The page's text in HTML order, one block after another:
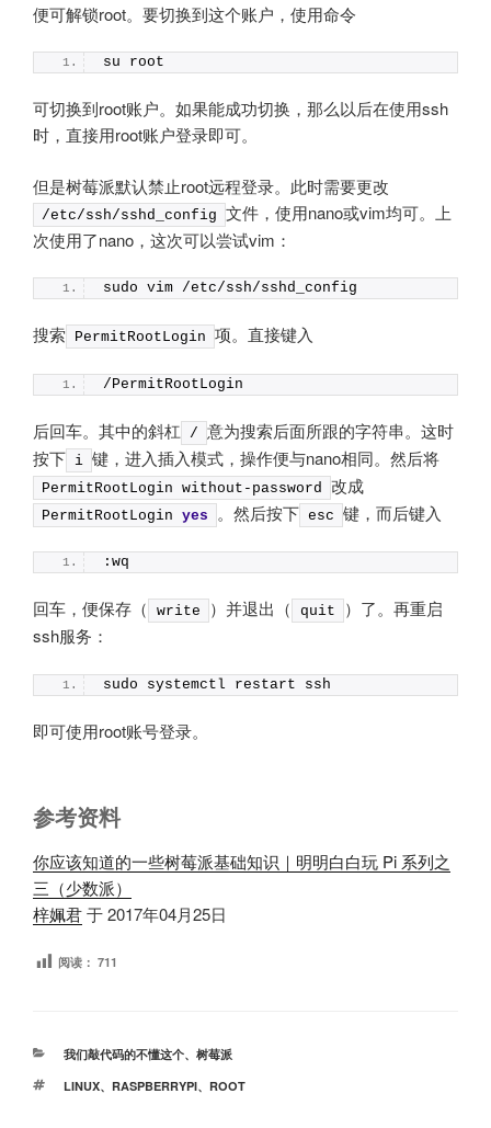
便可解锁root。要切换到这个账户，使用命令
su root
可切换到root账户。如果能成功切换，那么以后在使用ssh
时，直接用root账户登录即可。
但是树莓派默认禁止root远程登录。此时需要更改
/etc/ssh/sshd_config 文件，使用nano或vim均可。上
次使用了nano，这次可以尝试vim：
sudo vim /etc/ssh/sshd_config
搜索 PermitRootLogin 项。直接键入
/PermitRootLogin
后回车。其中的斜杠 / 意为搜索后面所跟的字符串。这时
按下 i 键，进入插入模式，操作便与nano相同。然后将
PermitRootLogin without-password 改成
PermitRootLogin yes 。然后按下 esc 键，而后键入
:wq
回车，便保存（ write ）并退出（ quit
）了。再重启
ssh服务：
sudo systemctl restart ssh
即可使用root账号登录。
参考资料
你应该知道的一些树莓派基础知识｜明明白白玩 Pi 系列之
三（少数派）
梓姵君于 2017年04月25日
阅读： 711
分
我们敲代码的不懂这个、 树莓派
标
LINUX、 RASPBERRYPI、 ROOT